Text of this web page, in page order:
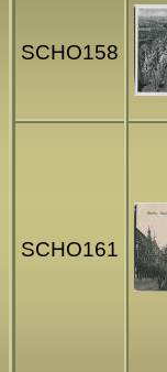
SCHO158
SCHO161